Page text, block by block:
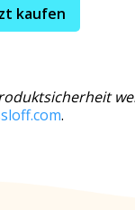
kaufen
.